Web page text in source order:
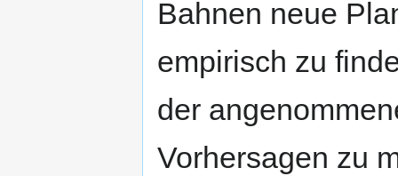
Bahnen neue
empirisch zu
der
Vorhersagen zu